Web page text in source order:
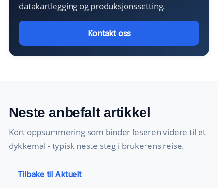
datakartlegging og produksjonssetting.
Kontakt oss
Neste anbefalt artikkel
Kort oppsummering som binder leseren videre til et
dykkemal - typisk neste steg i brukerens reise.
Tilbake til Aktuelt